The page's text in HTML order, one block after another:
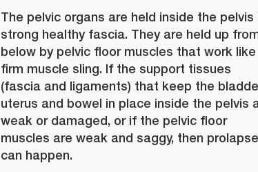
The pelvic organs are held inside the pelvis
strong healthy fascia. They are held up
below by pelvic floor muscles that work
firm muscle sling. If the support tissues
(fascia and ligaments) that keep the
uterus and bowel in place inside the pelvis
weak or damaged, or if the pelvic floor
muscles are weak and saggy, then prolapse
can happen.